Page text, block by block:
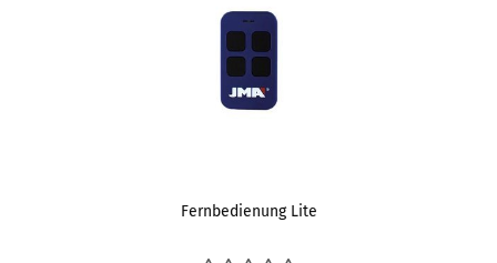
Fernbedienung Lite